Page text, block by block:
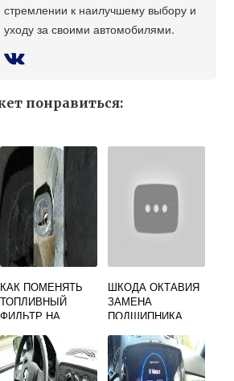
стремлении к наилучшему выбору и
уходу за своими автомобилями.
понравиться:
КАК ПОМЕНЯТЬ
ТОПЛИВНЫЙ
ФИЛЬТР НА
TOUR
ШКОДА ОКТАВИЯ
ЗАМЕНА
ПОДШИПНИКА